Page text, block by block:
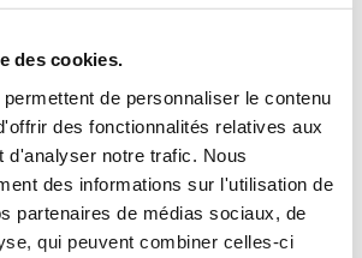
des cookies.
de personnaliser le contenu
des fonctionnalités relatives aux
d'analyser notre trafic. Nous
des informations sur l'utilisation de
partenaires de médias sociaux, de
qui peuvent combiner celles-ci
1
Se connecter